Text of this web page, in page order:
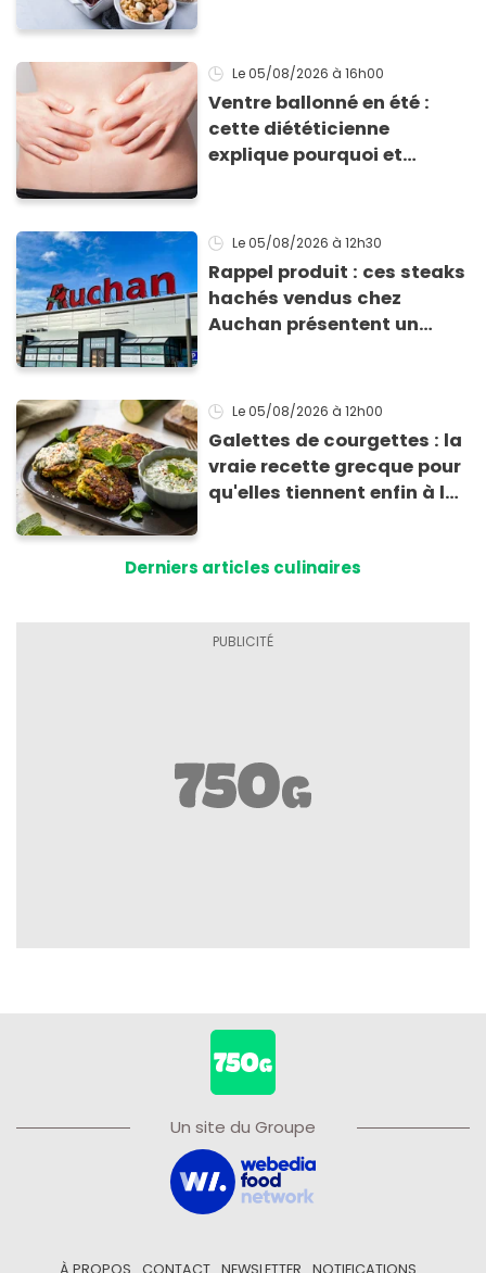
Le 05/08/2026 à 16h00
Ventre ballonné en été :
cette diététicienne
explique pourquoi et
Le 05/08/2026 à 12h30
Rappel produit : ces steaks
hachés vendus chez
Auchan présentent un
Le 05/08/2026 à 12h00
Galettes de courgettes : la
vraie recette grecque pour
qu'elles tiennent enfin à la
Derniers articles culinaires
Un site du Groupe